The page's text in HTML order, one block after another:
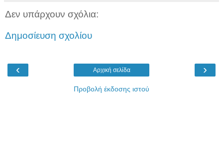
Δεν υπάρχουν σχόλια:
Δημοσίευση σχολίου
‹ ›
Αρχική σελίδα
Προβολή έκδοσης ιστού